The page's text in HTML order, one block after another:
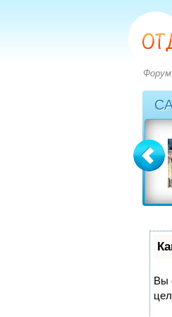
Форум
вопросов: 2828
ответов: 3549
Вы